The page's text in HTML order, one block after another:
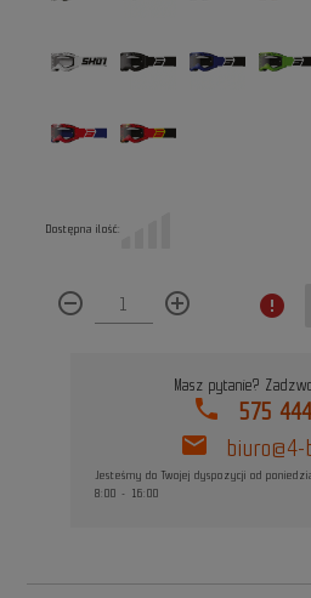
Dostępna ilość:
remove_circle_outline add_circle_outline error
Masz pytanie?
phone 575
mail biuro@4-
Jesteśmy do Twojej dyspozycji od
8:00 - 16:00